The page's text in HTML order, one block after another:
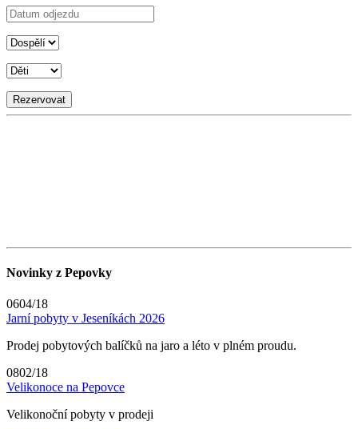
Rezervovat
Novinky z Pepovky
0604/18
Jarní pobyty v Jeseníkách 2026
Prodej pobytových balíčků na jaro a léto v plném proudu.
0802/18
Velikonoce na Pepovce
Velikonoční pobyty v prodeji